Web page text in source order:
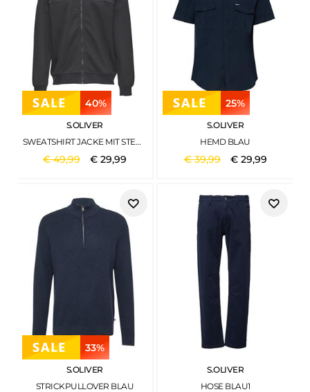
40%
S.OLIVER
SWEATSHIRT JACKE MIT STEHKRAGEN UND LOGO-DETAIL GRAU
€49,99 € 29,99
25%
S.OLIVER
HEMD BLAU
€39,99 € 29,99
33%
S.OLIVER
STRICKPULLOVER BLAU
S.OLIVER
HOSE BLAU1